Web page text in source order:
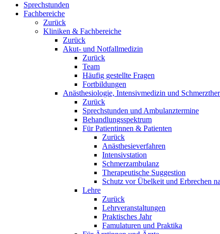
Sprechstunden
Fachbereiche
Zurück
Kliniken & Fachbereiche
Zurück
Akut- und Notfallmedizin
Zurück
Team
Häufig gestellte Fragen
Fortbildungen
Anästhesiologie, Intensivmedizin und
Zurück
Sprechstunden und Ambulanztermine
Behandlungsspektrum
Für Patientinnen & Patienten
Zurück
Anästhesieverfahren
Intensivstation
Schmerzambulanz
Therapeutische Suggestion
Schutz vor Übelkeit und Erbrechen
Lehre
Zurück
Lehrveranstaltungen
Praktisches Jahr
Famulaturen und Praktika